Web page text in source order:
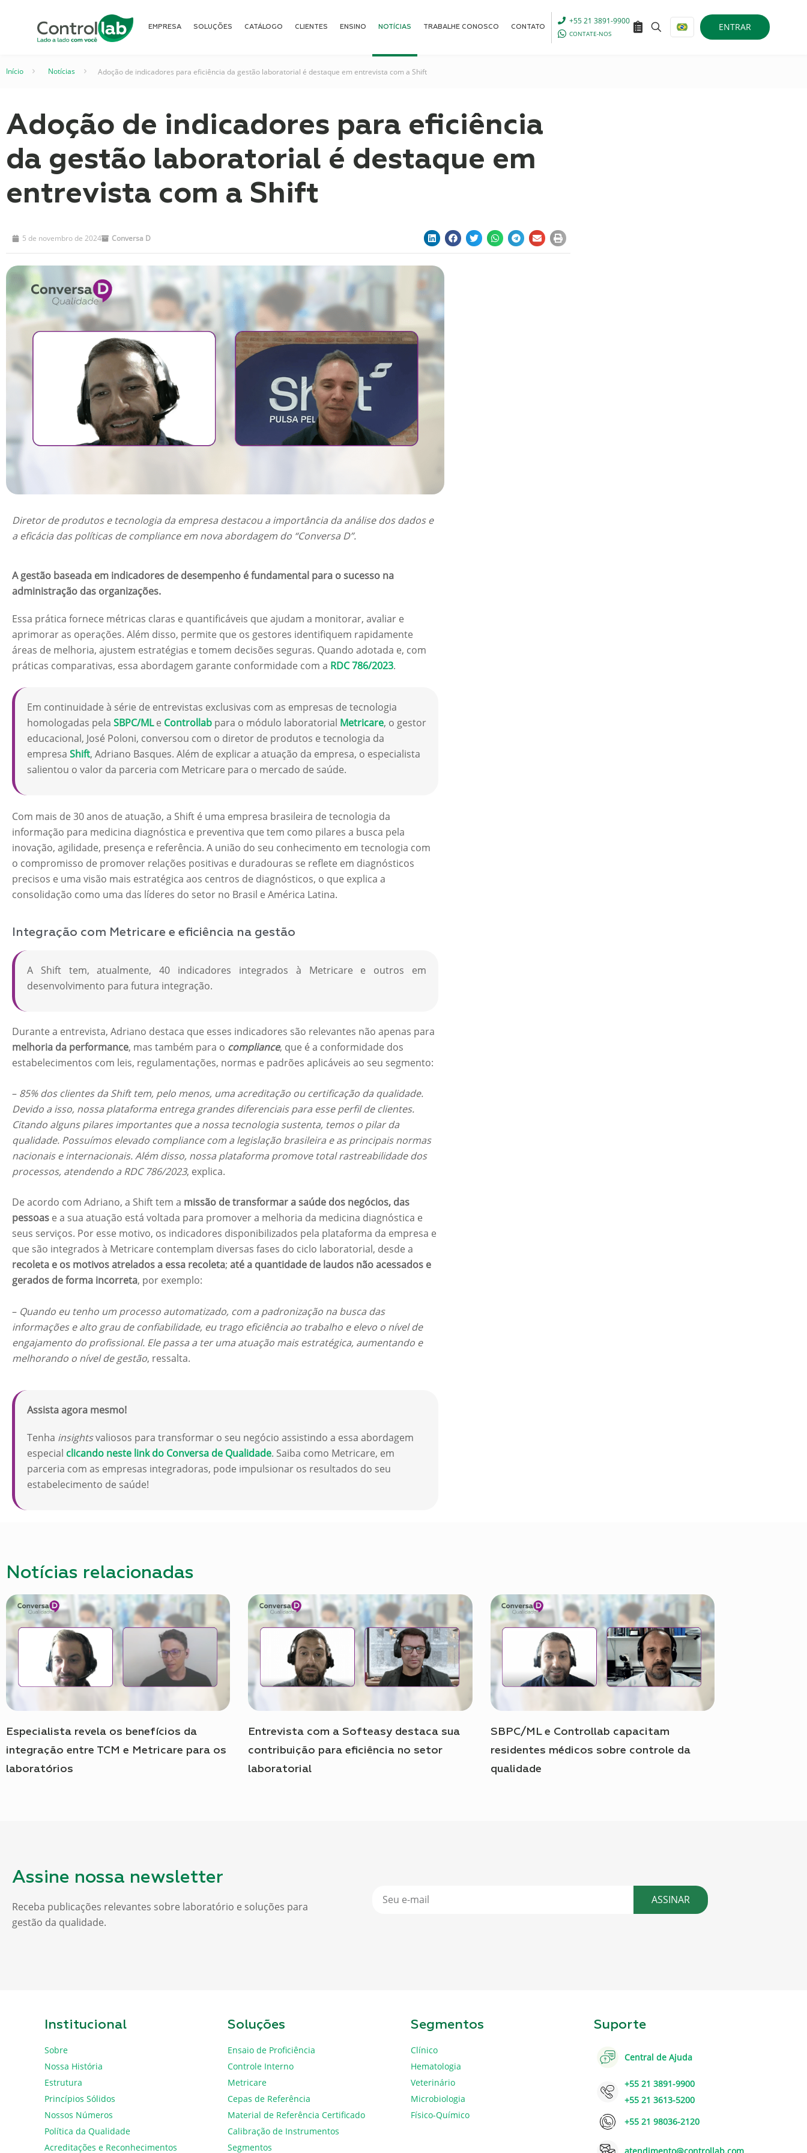
EMPRESA SOLUÇÕES CATÁLOGO CLIENTES ENSINO NOTÍCIAS TRABALHE CONOSCO CONTATO
+55 21 3891-9900
CONTATE-NOS
ENTRAR
Início Notícias Adoção de indicadores para eficiência da gestão laboratorial é destaque em entrevista com a Shift
Adoção de indicadores para eficiência
da gestão laboratorial é destaque em
entrevista com a Shift
5 de novembro de 2024 Conversa D
Diretor de produtos e tecnologia da empresa destacou a importância da análise dos dados e
a eficácia das políticas de compliance em nova abordagem do “Conversa D”.
A gestão baseada em indicadores de desempenho é fundamental para o sucesso na
administração das organizações.
Essa prática fornece métricas claras e quantificáveis que ajudam a monitorar, avaliar e
aprimorar as operações. Além disso, permite que os gestores identifiquem rapidamente
áreas de melhoria, ajustem estratégias e tomem decisões seguras. Quando adotada e, com
práticas comparativas, essa abordagem garante conformidade com a RDC 786/2023.
Em continuidade à série de entrevistas exclusivas com as empresas de tecnologia
homologadas pela SBPC/MLe Controllab para o módulo laboratorial Metricare, o gestor
educacional, José Poloni, conversou com o diretor de produtos e tecnologia da
empresa Shift, Adriano Basques. Além de explicar a atuação da empresa, o especialista
salientou o valor da parceria com Metricare para o mercado de saúde.
Com mais de 30 anos de atuação, a Shift é uma empresa brasileira de tecnologia da
informação para medicina diagnóstica e preventiva que tem como pilares a busca pela
inovação, agilidade, presença e referência. A união do seu conhecimento em tecnologia com
o compromisso de promover relações positivas e duradouras se reflete em diagnósticos
precisos e uma visão mais estratégica aos centros de diagnósticos, o que explica a
consolidação como uma das líderes do setor no Brasil e América Latina.
Integração com Metricare e eficiência na gestão
A Shift tem, atualmente, 40 indicadores integrados à Metricare e outros em
desenvolvimento para futura integração.
Durante a entrevista, Adriano destaca que esses indicadores são relevantes não apenas para
melhoria da performance, mas também para o compliance, que é a conformidade dos
estabelecimentos com leis, regulamentações, normas e padrões aplicáveis ao seu segmento:
– 85% dos clientes da Shift tem, pelo menos, uma acreditação ou certificação da qualidade.
Devido a isso, nossa plataforma entrega grandes diferenciais para esse perfil de clientes.
Citando alguns pilares importantes que a nossa tecnologia sustenta, temos o pilar da
qualidade. Possuímos elevado compliance com a legislação brasileira e as principais normas
nacionais e internacionais. Além disso, nossa plataforma promove total rastreabilidade dos
processos, atendendo a RDC 786/2023, explica.
De acordo com Adriano, a Shift tem a missão de transformar a saúde dos negócios, das
pessoas e a sua atuação está voltada para promover a melhoria da medicina diagnóstica e
seus serviços. Por esse motivo, os indicadores disponibilizados pela plataforma da empresa e
que são integrados à Metricare contemplam diversas fases do ciclo laboratorial, desde a
recoleta e os motivos atrelados a essa recoleta; até a quantidade de laudos não acessados e
gerados de forma incorreta, por exemplo:
– Quando eu tenho um processo automatizado, com a padronização na busca das
informações e alto grau de confiabilidade, eu trago eficiência ao trabalho e elevo o nível de
engajamento do profissional. Ele passa a ter uma atuação mais estratégica, aumentando e
melhorando o nível de gestão, ressalta.
Assista agora mesmo!
Tenha insightsvaliosos para transformar o seu negócio assistindo a essa abordagem
especial clicando neste link do Conversa de Qualidade. Saiba como Metricare, em
parceria com as empresas integradoras, pode impulsionar os resultados do seu
estabelecimento de saúde!
Notícias relacionadas
Especialista revela os benefícios da
integração entre TCM e Metricare para os
laboratórios
Entrevista com a Softeasy destaca sua
contribuição para eficiência no setor
laboratorial
SBPC/ML e Controllab capacitam
residentes médicos sobre controle da
qualidade
Assine nossa newsletter
Receba publicações relevantes sobre laboratório e soluções para
gestão da qualidade.
ASSINAR
Institucional
Sobre
Nossa História
Estrutura
Princípios Sólidos
Nossos Números
Política da Qualidade
Acreditações e Reconhecimentos
Soluções
Ensaio de Proficiência
Controle Interno
Metricare
Cepas de Referência
Material de Referência Certificado
Calibração de Instrumentos
Segmentos
Segmentos
Clínico
Hematologia
Veterinário
Microbiologia
Físico-Químico
Suporte
Central de Ajuda
+55 21 3891-9900
+55 21 3613-5200
+55 21 98036-2120
atendimento@controllab.com